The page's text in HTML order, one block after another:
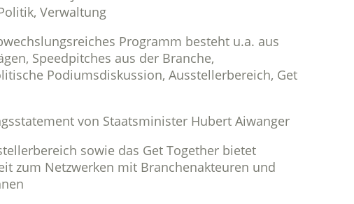
Verwaltung
Programm besteht u.a. aus
Speedpitches aus der Branche,
Podiumsdiskussion, Ausstellerbereich, Get
von Staatsminister Hubert Aiwanger
sowie das Get Together bietet
zum Netzwerken mit Branchenakteuren und